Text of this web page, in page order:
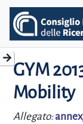
GYM
Mobility
Allegato: